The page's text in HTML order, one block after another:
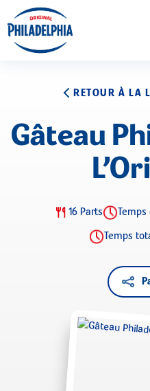
RETOUR À LA
Gâteau
16 Parts Temps
Temps